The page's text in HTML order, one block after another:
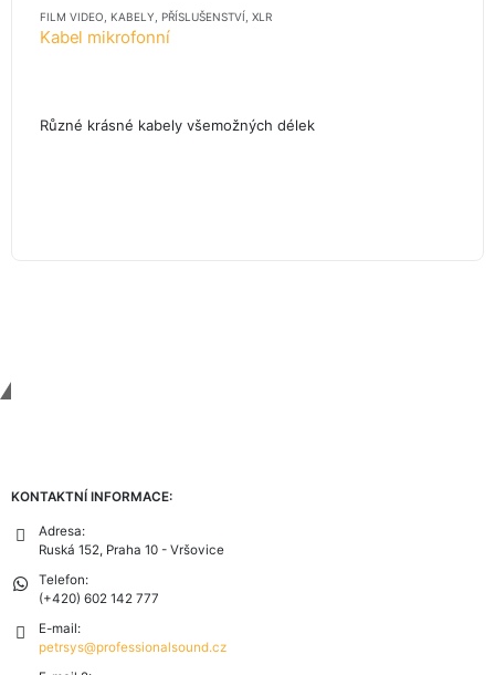
FILM VIDEO KABELY PŘÍSLUŠENSTVÍ XLR
Kabel mikrofonní
Různé krásné kabely všemožných délek
KONTAKTNÍ INFORMACE:
Adresa:
Ruská 152, Praha 10 - Vršovice
Telefon:
(+420) 602 142 777
E-mail:
petrsys@professionalsound.cz